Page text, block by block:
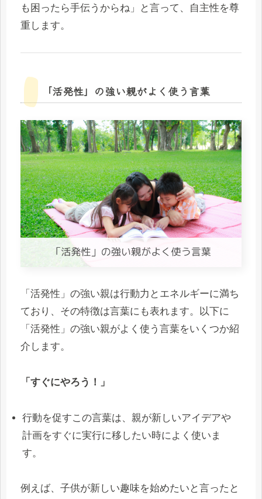
も困ったら手伝うからね」と言って、自主性を尊
重します。
「活発性」の強い親がよく使う言葉
「活発性」の強い親は行動力とエネルギーに満ち
ており、その特徴は言葉にも表れます。以下に
「活発性」の強い親がよく使う言葉をいくつか紹
介します。
「すぐにやろう！」
行動を促すこの言葉は、親が新しいアイデアや
計画をすぐに実行に移したい時によく使いま
す。
例えば、子供が新しい趣味を始めたいと言ったと